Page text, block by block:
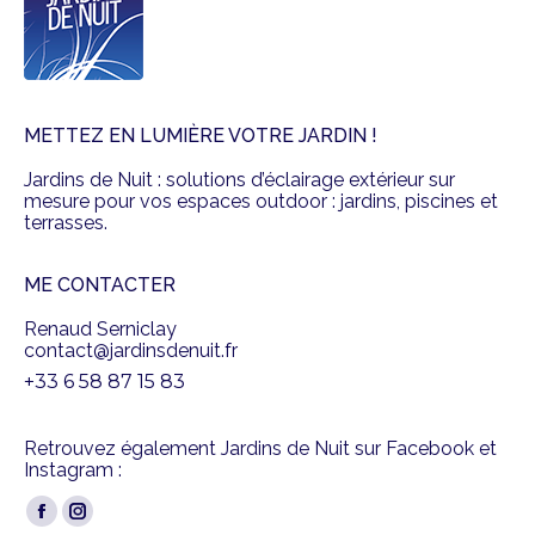
METTEZ EN LUMIÈRE VOTRE JARDIN !
Jardins de Nuit : solutions d’éclairage extérieur sur
mesure pour vos espaces outdoor : jardins, piscines et
terrasses.
ME CONTACTER
Renaud Serniclay
contact@jardinsdenuit.fr
+33 6 58 87 15 83
Retrouvez également Jardins de Nuit sur Facebook et
Instagram :
Trouvez nous sur :
Facebook
Instagram